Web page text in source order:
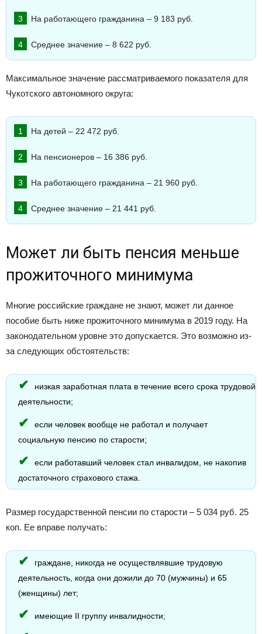
На работающего гражданина – 9 183 руб.
Среднее значение – 8 622 руб.
Максимальное значение рассматриваемого показателя для
Чукотского автономного округа:
На детей – 22 472 руб.
На пенсионеров – 16 386 руб.
На работающего гражданина – 21 960 руб.
Среднее значение – 21 441 руб.
Может ли быть пенсия меньше
прожиточного минимума
Многие российские граждане не знают, может ли данное
пособие быть ниже прожиточного минимума в 2019 году. На
законодательном уровне это допускается. Это возможно из-
за следующих обстоятельств:
низкая заработная плата в течение всего срока трудовой
деятельности;
если человек вообще не работал и получает
социальную пенсию по старости;
если работавший человек стал инвалидом, не накопив
достаточного страхового стажа.
Размер государственной пенсии по старости – 5 034 руб. 25
коп. Ее вправе получать:
граждане, никогда не осуществлявшие трудовую
деятельность, когда они дожили до 70 (мужчины) и 65
(женщины) лет;
имеющие II группу инвалидности;